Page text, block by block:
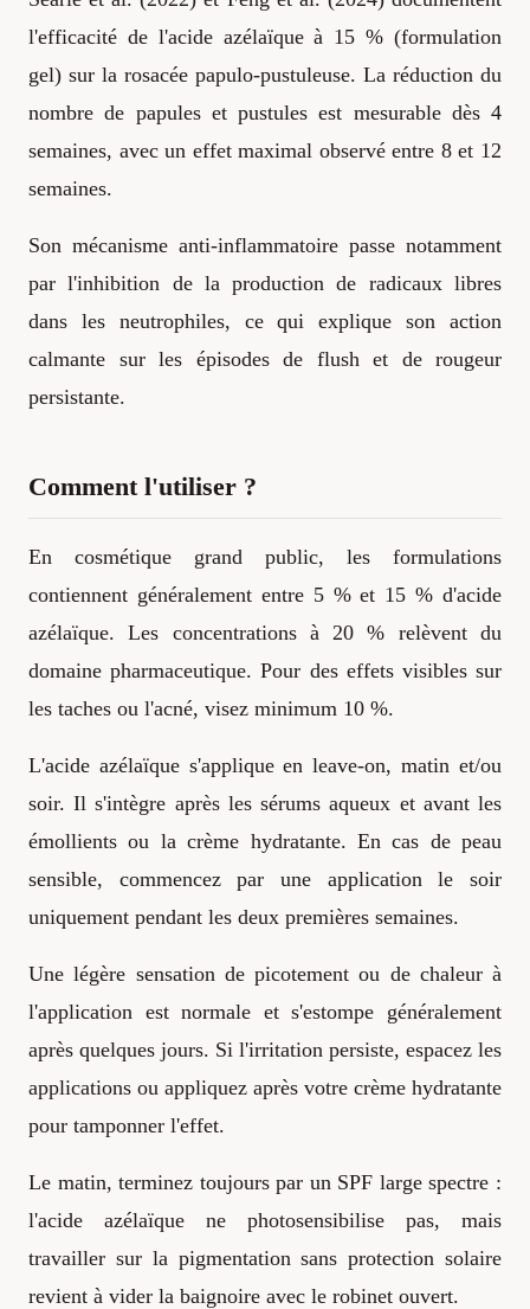
l'efficacité de l'acide azélaïque à 15 % (formulation
gel) sur la rosacée papulo-pustuleuse. La réduction du
nombre de papules et pustules est mesurable dès 4
semaines, avec un effet maximal observé entre 8 et 12
semaines.
Son mécanisme anti-inflammatoire passe notamment
par l'inhibition de la production de radicaux libres
dans les neutrophiles, ce qui explique son action
calmante sur les épisodes de flush et de rougeur
persistante.
Comment l'utiliser ?
En cosmétique grand public, les formulations
contiennent généralement entre 5 % et 15 % d'acide
azélaïque. Les concentrations à 20 % relèvent du
domaine pharmaceutique. Pour des effets visibles sur
les taches ou l'acné, visez minimum 10 %.
L'acide azélaïque s'applique en leave-on, matin et/ou
soir. Il s'intègre après les sérums aqueux et avant les
émollients ou la crème hydratante. En cas de peau
sensible, commencez par une application le soir
uniquement pendant les deux premières semaines.
Une légère sensation de picotement ou de chaleur à
l'application est normale et s'estompe généralement
après quelques jours. Si l'irritation persiste, espacez les
applications ou appliquez après votre crème hydratante
pour tamponner l'effet.
Le matin, terminez toujours par un SPF large spectre :
l'acide azélaïque ne photosensibilise pas, mais
travailler sur la pigmentation sans protection solaire
revient à vider la baignoire avec le robinet ouvert.